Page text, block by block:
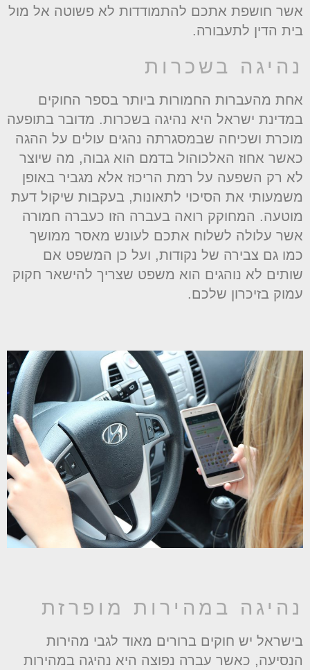
חושפת אתכם להתמודדות לא פשוטה אל מול
הדין לתעבורה.
בשכרות
מהעברות החמורות ביותר בספר החוקים
ישראל היא נהיגה בשכרות. מדובר בתופעה
ושכיחה שבמסגרתה נהגים עולים על ההגה
אחוז האלכוהול בדמם הוא גבוה, מה שיוצר
רק השפעה על רמת הריכוז אלא מגביר באופן
את הסיכוי לתאונות, בעקבות שיקול דעת
המחוקק רואה בעברה הזו כעברה חמורה
עלולה לשלוח אתכם לעונש מאסר ממושך
גם צבירה של נקודות, ועל כן המשפט אם
לא נוהגים הוא משפט שצריך להישאר חקוק
בזיכרון שלכם.
במהירות מופרזת
יש חוקים ברורים מאוד לגבי מהירות
כאשר עברה נפוצה היא נהיגה במהירות